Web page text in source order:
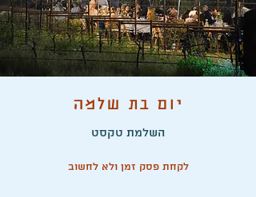
יום בת שלמה
השלמת טקסט
לקחת פסק זמן ולא לחשוב